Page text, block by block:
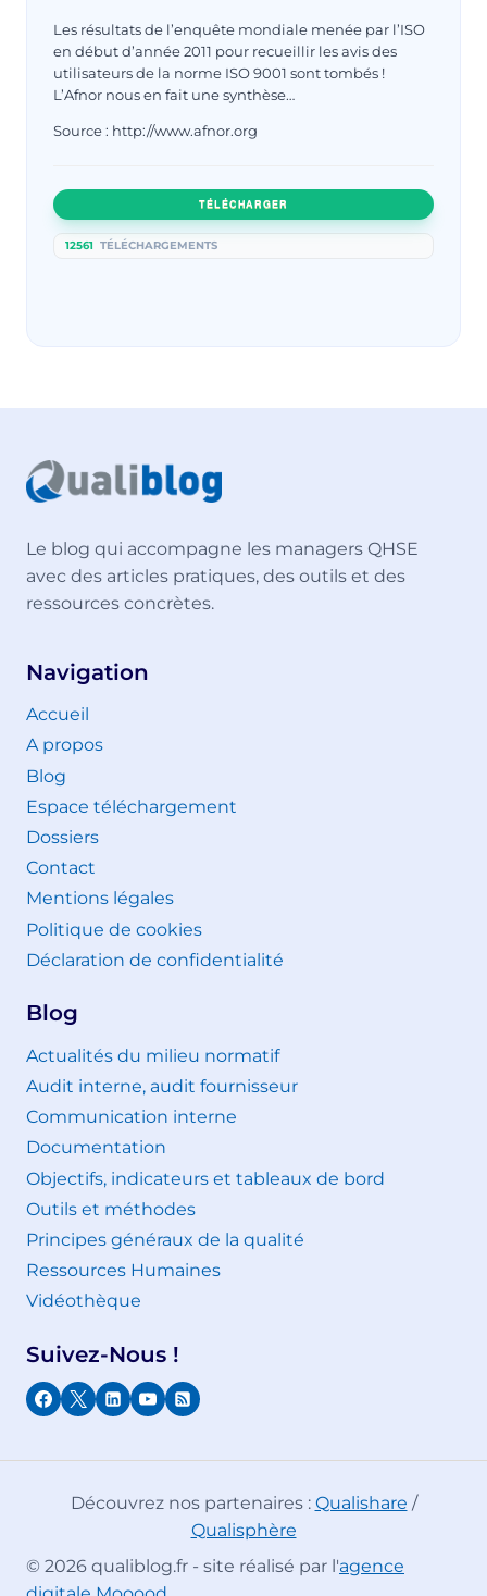
Les résultats de l’enquête mondiale menée par l’ISO
en début d’année 2011 pour recueillir les avis des
utilisateurs de la norme ISO 9001 sont tombés !
L’Afnor nous en fait une synthèse…
Source : http://www.afnor.org
TÉLÉCHARGER
12561 TÉLÉCHARGEMENTS
Le blog qui accompagne les managers QHSE
avec des articles pratiques, des outils et des
ressources concrètes.
Navigation
Accueil
A propos
Blog
Espace téléchargement
Dossiers
Contact
Mentions légales
Politique de cookies
Déclaration de confidentialité
Blog
Actualités du milieu normatif
Audit interne, audit fournisseur
Communication interne
Documentation
Objectifs, indicateurs et tableaux de bord
Outils et méthodes
Principes généraux de la qualité
Ressources Humaines
Vidéothèque
Suivez-Nous !
Découvrez nos partenaires : Qualishare /
Qualisphère
© 2026 qualiblog.fr - site réalisé par l'agence